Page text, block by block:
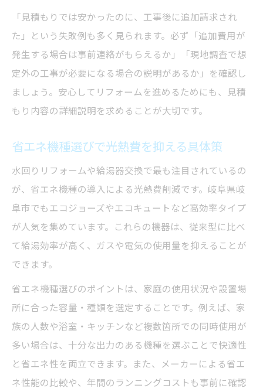
「見積もりでは安かったのに、工事後に追加請求され
た」という失敗例も多く見られます。必ず「追加費用が
発生する場合は事前連絡がもらえるか」「現地調査で想
定外の工事が必要になる場合の説明があるか」を確認し
ましょう。安心してリフォームを進めるためにも、見積
もり内容の詳細説明を求めることが大切です。
省エネ機種選びで光熱費を抑える具体策
水回りリフォームや給湯器交換で最も注目されているの
が、省エネ機種の導入による光熱費削減です。岐阜県岐
阜市でもエコジョーズやエコキュートなど高効率タイプ
が人気を集めています。これらの機器は、従来型に比べ
て給湯効率が高く、ガスや電気の使用量を抑えることが
できます。
省エネ機種選びのポイントは、家庭の使用状況や設置場
所に合った容量・種類を選定することです。例えば、家
族の人数や浴室・キッチンなど複数箇所での同時使用が
多い場合は、十分な出力のある機種を選ぶことで快適性
と省エネ性を両立できます。また、メーカーによる省エ
ネ性能の比較や、年間のランニングコストも事前に確認